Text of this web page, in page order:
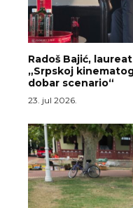
Radoš Bajić,
„Srpskoj
dobar scenario“
23. jul 2026.